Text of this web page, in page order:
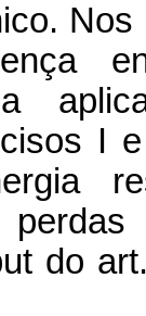
I
do art.